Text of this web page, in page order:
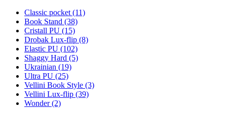
Classic pocket (11)
Book Stand (38)
Cristall PU (15)
Drobak Lux-flip (8)
Elastic PU (102)
Shaggy Hard (5)
Ukrainian (19)
Ultra PU (25)
Vellini Book Style (3)
Vellini Lux-flip (39)
Wonder (2)